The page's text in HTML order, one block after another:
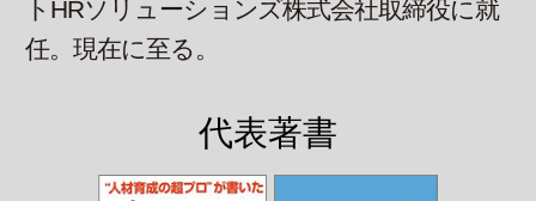
トHRソリューションズ株式会社取締役に就
任。現在に至る。
代表著書